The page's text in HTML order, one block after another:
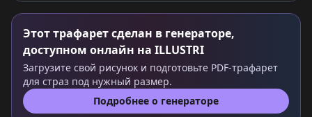
Этот трафарет сделан в генераторе,
доступном онлайн на ILLUSTRI
Загрузите свой рисунок и подготовьте PDF-трафарет
для страз под нужный размер.
Подробнее о генераторе